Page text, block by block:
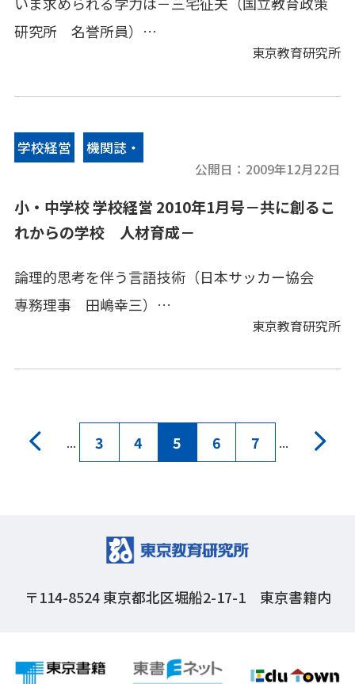
▪東研ウインドー
研究所 名誉所員）
[小学校](2)学力向上に向け、研究と 評価を中核
とした学校づくり～「ＰＩＳＡ型読解力」を基盤
として～
[中学校](1)確かな学力の育成「学習意欲を高める
指導の工夫」～家庭学習の充実に向けて～
[中学校](2)誰もが安心してしっかり学べる学校を
[小学校]校長奮闘記 校内研究を核にした学校経営
教育名言へのいざない・東研ウインド－
東京教育研究所
学校経営
機関誌・
公開日： 2009年12月22日
小・中学校 学校経営 2010年1月号－共に創るこ
れからの学校 人材育成－
論理的思考を伴う言語技術（日本サッカー協会
専務理事 田嶋幸三）
[小]実践事例－I 個性・適性を見極め意欲を喚起
[中]実践事例－I 明確に・自分から・よさを見つ
[中]校長奮闘記 地域力を活用した、「自立心」
あい」から学ぶ～
教育名言へのいざない・東研ウインド－
東京教育研究所
... 3 4 5 6 7 ...
〒114-8524東京都北区堀船2-17-1 東京書籍内